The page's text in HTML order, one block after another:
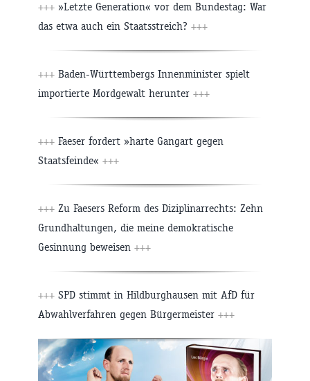
+++ »Letzte Generation« vor dem Bundestag: War
das etwa auch ein Staatsstreich? +++
+++ Baden-Württembergs Innenminister spielt
importierte Mordgewalt herunter +++
+++ Faeser fordert »harte Gangart gegen
Staatsfeinde« +++
+++ Zu Faesers Reform des Diziplinarrechts: Zehn
Grundhaltungen, die meine demokratische
Gesinnung beweisen +++
+++ SPD stimmt in Hildburghausen mit AfD für
Abwahlverfahren gegen Bürgermeister +++